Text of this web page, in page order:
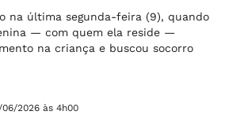
na última segunda-feira (9), quando
— com quem ela reside —
na criança e buscou socorro
06/2026 às 4h00